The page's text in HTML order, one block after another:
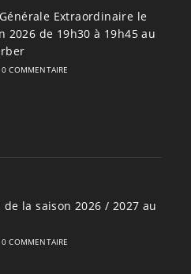
Extraordinaire le
2026 de 19h30 à 19h45 au
0 COMMENTAIRE
la saison 2026 / 2027 au
0 COMMENTAIRE